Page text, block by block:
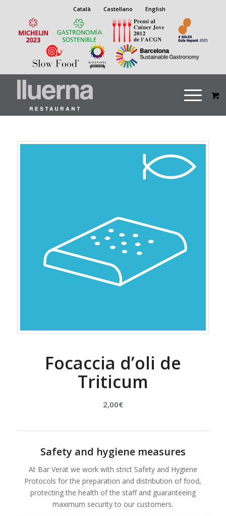
Català Castellano English
Focaccia d’oli de
Triticum
2,00€
Safety and hygiene measures
At Bar Verat we work with strict Safety and Hygiene
Protocols for the preparation and distribution of food,
protecting the health of the staff and guaranteeing
maximum security to our customers.